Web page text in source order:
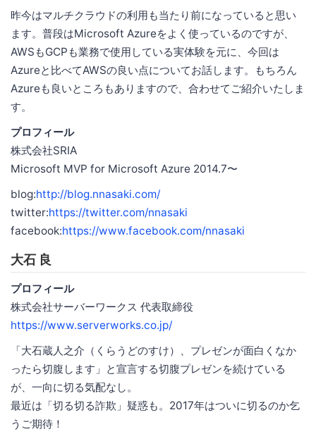
昨今はマルチクラウドの利用も当たり前になっていると思い
ます。普段はMicrosoft Azureをよく使っているのですが、
AWSもGCPも業務で使用している実体験を元に、今回は
Azureと比べてAWSの良い点についてお話します。もちろん
Azureも良いところもありますので、合わせてご紹介いたしま
す。
プロフィール
株式会社SRIA
Microsoft MVP for Microsoft Azure 2014.7〜
blog:http://blog.nnasaki.com/
twitter:https://twitter.com/nnasaki
facebook:https://www.facebook.com/nnasaki
大石 良
プロフィール
株式会社サーバーワークス 代表取締役
https://www.serverworks.co.jp/
「大石蔵人之介（くらうどのすけ）、プレゼンが面白くなか
ったら切腹します」と宣言する切腹プレゼンを続けている
が、一向に切る気配なし。
最近は「切る切る詐欺」疑惑も。2017年はついに切るのか乞
うご期待！